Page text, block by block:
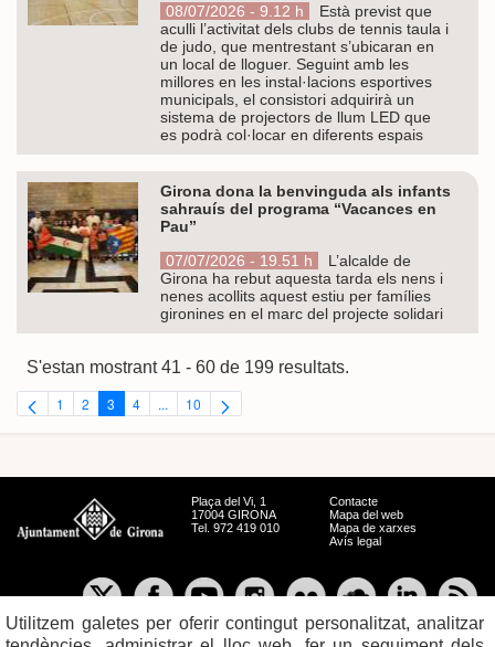
08/07/2026 - 9.12 h
Està previst que
aculli l’activitat dels clubs de tennis taula i
de judo, que mentrestant s’ubicaran en
un local de lloguer. Seguint amb les
millores en les instal·lacions esportives
municipals, el consistori adquirirà un
sistema de projectors de llum LED que
es podrà col·locar en diferents espais
Girona dona la benvinguda als infants
sahrauís del programa “Vacances en
Pau”
07/07/2026 - 19.51 h
L’alcalde de
Girona ha rebut aquesta tarda els nens i
nenes acollits aquest estiu per famílies
gironines en el marc del projecte solidari
S'estan mostrant 41 - 60 de 199 resultats.
Pàgina
1 Pàgina
2 Pàgina
3 Pàgina
4 ...Pàgines intermèdies Utilitzeu TAB per navegar.
Pàgina
10
Plaça del Vi, 1
17004 GIRONA
Tel. 972 419 010
Contacte
Mapa del web
Mapa de xarxes
Avís legal
Utilitzem galetes per oferir contingut personalitzat, analitzar